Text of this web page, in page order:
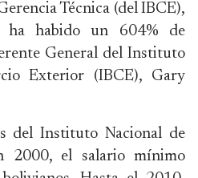
Técnica (del IBCE),
habido un 604% de
General del Instituto
Exterior (IBCE), Gary
del Instituto Nacional de
2000, el salario mínimo